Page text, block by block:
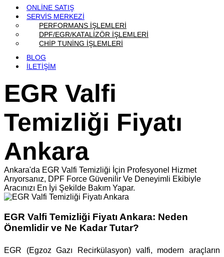
ONLİNE SATIŞ
SERVİS MERKEZİ
PERFORMANS İŞLEMLERİ
DPF/EGR/KATALİZÖR İŞLEMLERİ
CHİP TUNİNG İŞLEMLERİ
BLOG
İLETİŞİM
EGR Valfi
Temizliği Fiyatı
Ankara
Ankara'da EGR Valfi Temizliği İçin Profesyonel Hizmet
Arıyorsanız, DPF Force Güvenilir Ve Deneyimli Ekibiyle
Aracınızı En İyi Şekilde Bakım Yapar.
EGR Valfi Temizliği Fiyatı Ankara: Neden
Önemlidir ve Ne Kadar Tutar?
EGR (Egzoz Gazı Recirkülasyon) valfi, modern araçların